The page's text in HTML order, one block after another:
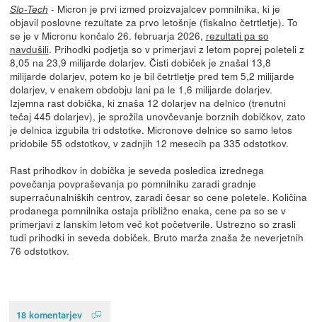
Slo-Tech - Micron je prvi izmed proizvajalcev pomnilnika, ki je
objavil poslovne rezultate za prvo letošnje (fiskalno četrtletje). To
se je v Micronu končalo 26. februarja 2026, rezultati pa so
navdušili. Prihodki podjetja so v primerjavi z letom poprej poleteli z
8,05 na 23,9 milijarde dolarjev. Čisti dobiček je znašal 13,8
milijarde dolarjev, potem ko je bil četrtletje pred tem 5,2 milijarde
dolarjev, v enakem obdobju lani pa le 1,6 milijarde dolarjev.
Izjemna rast dobička, ki znaša 12 dolarjev na delnico (trenutni
tečaj 445 dolarjev), je sprožila unovčevanje borznih dobičkov, zato
je delnica izgubila tri odstotke. Micronove delnice so samo letos
pridobile 55 odstotkov, v zadnjih 12 mesecih pa 335 odstotkov.
Rast prihodkov in dobička je seveda posledica izrednega
povečanja povpraševanja po pomnilniku zaradi gradnje
superračunalniških centrov, zaradi česar so cene poletele. Količina
prodanega pomnilnika ostaja približno enaka, cene pa so se v
primerjavi z lanskim letom več kot početverile. Ustrezno so zrasli
tudi prihodki in seveda dobiček. Bruto marža znaša že neverjetnih
76 odstotkov.
18 komentarjev